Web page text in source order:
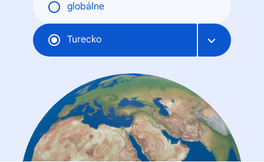
globálne
Turecko